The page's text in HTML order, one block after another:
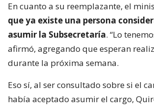
En cuanto a su reemplazante, el
que ya existe una persona
asumir la Subsecretaría. “Lo
afirmó, agregando que esperan
durante la próxima semana.
Eso sí, al ser consultado sobre si el
había aceptado asumir el cargo,